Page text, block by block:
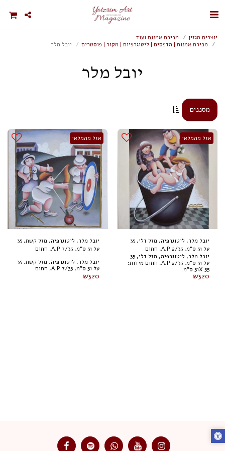
יוצרים מגזין
מכירת אמנות ועוד
מכירת אמנות | הדפסים | ליטוגרפיות | מקור | פוסטרים
יובל מלר
יובל מלר
מסננים
אזל מהמלאי
יובל מלר, ליטוגרפיה, מזל דלי, 35
על 31 ס"מ, A.P 2/35, חתום
יובל מלר, ליטוגרפיה, מזל דלי, 35
על 31 ס"מ, A.P 2/35, חתום מידות:
31X 35 ס"מ.
₪320
אזל מהמלאי
יובל מלר, ליטוגרפיה, מזל קשת, 35
על 31 ס"מ, A.P 7/35, חתום
יובל מלר, ליטוגרפיה, מזל קשת, 35
על 31 ס"מ, A.P 7/35, חתום
₪320